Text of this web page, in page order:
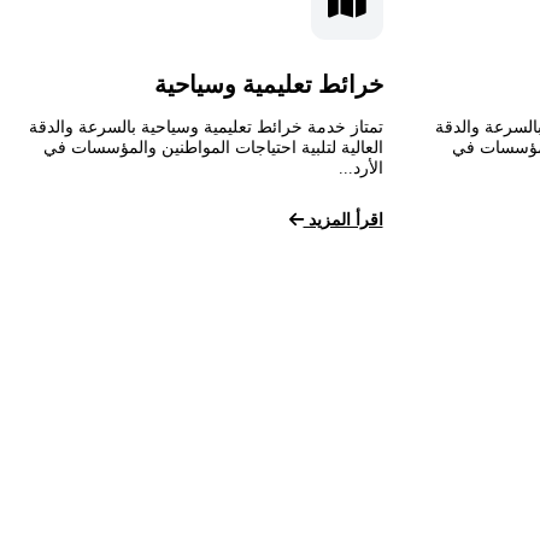
والدقة
في
خرائط تعليمية وسياحية
تمتاز خدمة خرائط تعليمية وسياحية بالسرعة والدقة
العالية لتلبية احتياجات المواطنين والمؤسسات في
الأرد...
اقرأ المزيد